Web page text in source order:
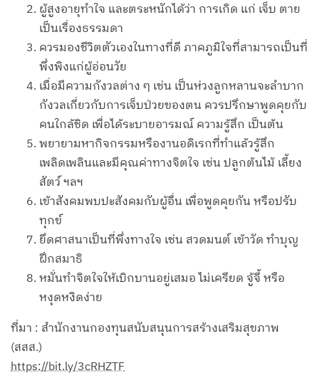
ผู้สูงอายุทำใจ และตระหนักได้ว่า การเกิด แก่ เจ็บ ตาย
เป็นเรื่องธรรมดา
ควรมองชีวิตตัวเองในทางที่ดี ภาคภูมิใจที่สามารถเป็นที่
พึ่งพิงแก่ผู้อ่อนวัย
เมื่อมีความกังวลต่าง ๆ เช่น เป็นห่วงลูกหลานจะลำบาก
กังวลเกี่ยวกับการเจ็บป่วยของตน ควรปรึกษาพูดคุยกับ
คนใกล้ชิด เพื่อได้ระบายอารมณ์ ความรู้สึก เป็นต้น
พยายามหากิจกรรมหรืองานอดิเรกที่ทำแล้วรู้สึก
เพลิดเพลินและมีคุณค่าทางจิตใจ เช่น ปลูกต้นไม้ เลี้ยง
สัตว์ ฯลฯ
เข้าสังคมพบปะสังคมกับผู้อื่น เพื่อพูดคุยกัน หรือปรับ
ทุกข์
ยึดศาสนาเป็นที่พึ่งทางใจ เช่น สวดมนต์ เข้าวัด ทำบุญ
ฝึกสมาธิ
หมั่นทำจิตใจให้เบิกบานอยู่เสมอ ไม่เครียด จู้จี้ หรือ
หงุดหงิดง่าย
ที่มา : สำนักงานกองทุนสนับสนุนการสร้างเสริมสุขภาพ
(สสส.)
https://bit.ly/3cRHZTF